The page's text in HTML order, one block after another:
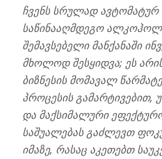
ჩვენს სრულად ავტომატურ
საწინააღმდეგო
შემავსებელი მანქანაში
მხოლოდ შესყიდვა; ეს
ბიზნესის მომავალ
პროცესის
და მაქსიმალური
საშუალებას გაძლევთ
იმაზე, რასაც აკეთებთ